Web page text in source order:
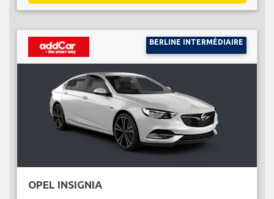
BERLINE INTERMÉDIAIRE
OPEL INSIGNIA